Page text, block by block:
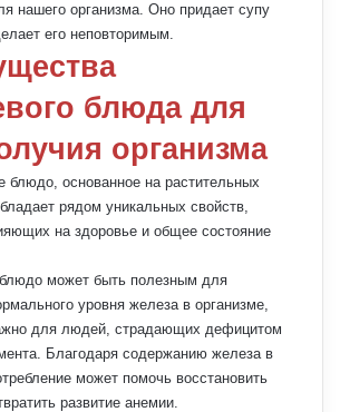
нашего организма. Оно придает супу
его неповторимым.
блюда для
организма
блюдо, основанное на растительных
рядом уникальных свойств,
на здоровье и общее состояние
может быть полезным для
уровня железа в организме,
для людей, страдающих дефицитом
Благодаря содержанию железа в
может помочь восстановить
развитие анемии.